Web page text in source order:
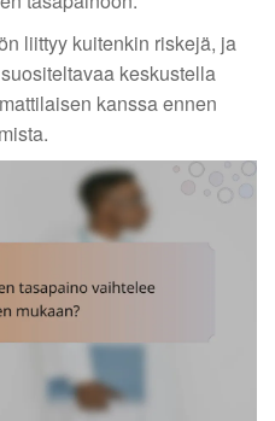
liittyy kuitenkin riskejä, ja
keskustella
kanssa ennen